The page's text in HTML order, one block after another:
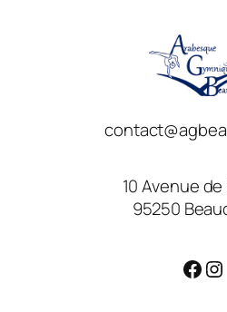
10 Avenue de
95250